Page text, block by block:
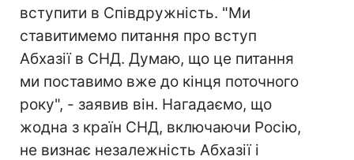
вступити в Співдружність. "Ми
ставитимемо питання про вступ
Абхазії в СНД. Думаю, що це питання
ми поставимо вже до кінця поточного
року", - заявив він. Нагадаємо, що
жодна з країн СНД, включаючи Росію,
не визнає незалежність Абхазії і